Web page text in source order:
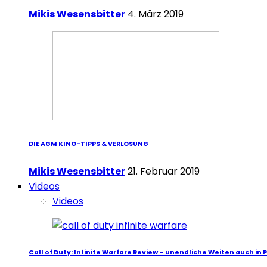
Mikis Wesensbitter 4. März 2019
DIE AGM KINO-TIPPS & VERLOSUNG
Mikis Wesensbitter21. Februar 2019
Videos
Videos
Call of Duty: Infinite Warfare Review – unendliche Weiten auch in